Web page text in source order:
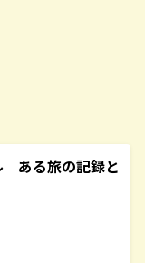
ある旅の記録と